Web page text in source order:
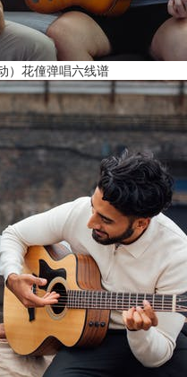
）花僮弹唱六线谱